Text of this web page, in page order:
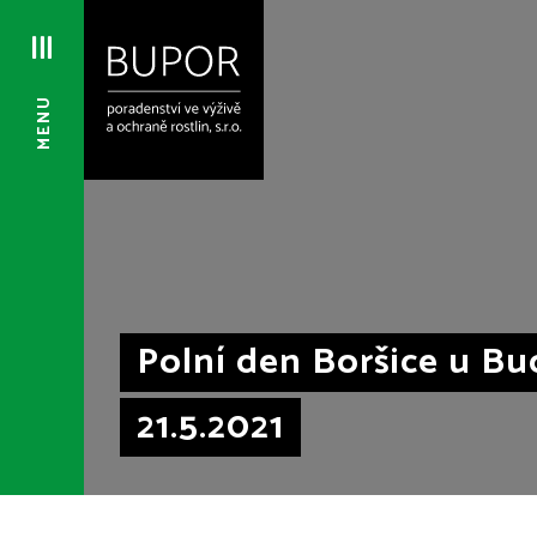
MENU
Polní den Boršice u
21.5.2021